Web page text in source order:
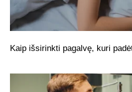
Kaip išsirinkti pagalvę, kuri